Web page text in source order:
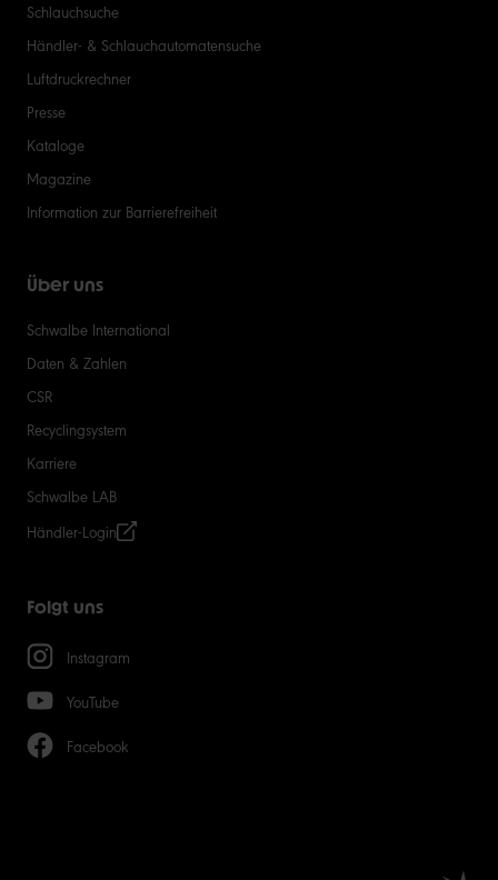
Schlauchsuche
Händler- & Schlauchautomatensuche
Luftdruckrechner
Presse
Kataloge
Magazine
Information zur Barrierefreiheit
Über uns
Schwalbe International
Daten & Zahlen
CSR
Recyclingsystem
Karriere
Schwalbe LAB
Händler-Login
Folgt uns
Instagram
YouTube
Facebook